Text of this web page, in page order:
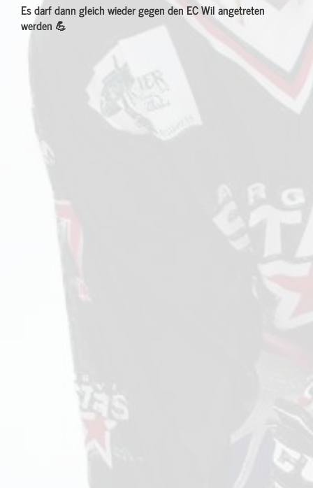
Es darf dann gleich wieder gegen den EC Wil angetreten
werden 💪